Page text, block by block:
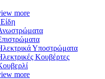
more
Υποστρώματα
Κουβέρτες
more